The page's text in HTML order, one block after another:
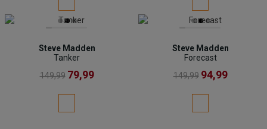
Steve Madden
Tanker
149,99 79,99
Steve Madden
Forecast
149,99 94,99